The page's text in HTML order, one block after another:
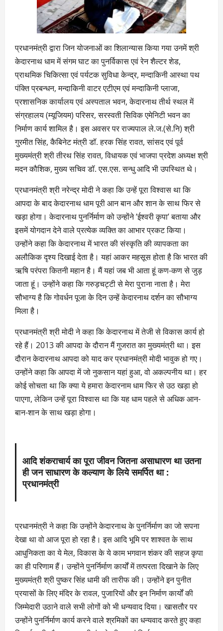
प्रधानमंत्री द्वारा जिन योजनाओं का शिलान्यास किया गया उनमें श्री
केदारनाथ धाम में संगम घाट का पुनर्विकास एवं रेन शैल्टर शेड,
प्राथमिक चिकित्सा एवं पर्यटक सुविधा केन्द्र, मन्दाकिनी आस्था पथ
पंक्ति प्रबन्धन, मन्दाकिनी वाटर एटीएम एवं मन्दाकिनी प्लाजा,
प्रशासनिक कार्यालय एवं अस्पताल भवन, केदारनाथ तीर्थ स्थल में
संग्रहालय (म्यूजियम) परिसर, सरस्वती सिविक एमेनिटी भवन का
निर्माण कार्य शामिल है। इस अवसर पर राज्यपाल ले.ज.(से.नि) श्री
गुरमीत सिंह, कैबिनेट मंत्री डॉ. हरक सिंह रावत, सांसद एवं पूर्व
मुख्यमंत्री श्री तीरथ सिंह रावत, विधायक एवं भाजपा प्रदेश अध्यक्ष श्री
मदन कौशिक, मुख्य सचिव डॉ. एस.एस. सन्धु आदि भी उपस्थित थे।
प्रधानमंत्री श्री नरेन्द्र मोदी ने कहा कि उन्हें पूरा विश्वास था कि
आपदा के बाद केदारनाथ धाम पूरी आन बान और शान के साथ फिर से
खड़ा होगा। केदारनाथ पुनर्निर्माण को उन्होंने ’ईश्वरी कृपा’ बताया और
इसमें योगदान देने वाले प्रत्येक व्यक्ति का आभार प्रकट किया।
उन्होंने कहा कि केदारनाथ में भारत की संस्कृति की व्यापकता का
अलौकिक दृश्य दिखाई देता है। यहां आकर महसूस होता है कि भारत की
ऋषि परंपरा कितनी महान है। मैं यहां जब भी आता हूं कण-कण से जुड़
जाता हूं। उन्होंने कहा कि गरुड़चट्टी से मेरा पुराना नाता है। मेरा
सौभाग्य है कि गोवर्धन पूजा के दिन उन्हें केदारनाथ दर्शन का सौभाग्य
मिला है।
प्रधानमंत्री श्री मोदी ने कहा कि केदारनाथ में तेजी से विकास कार्य हो
रहे हैं। 2013 की आपदा के दौरान मैं गुजरात का मुख्यमंत्री था। इस
दौरान केदारनाथ आपदा को याद कर प्रधानमंत्री मोदी भावुक हो गए।
उन्होंने कहा कि आपदा में जो नुकसान यहां हुआ, वो अकल्पनीय था। हर
कोई सोचता था कि क्या ये हमारा केदारनाम धाम फिर से उठ खड़ा हो
पाएगा, लेकिन उन्हें पूरा विश्वास था कि यह धाम पहले से अधिक आन-
बान-शान के साथ खड़ा होगा।
आदि शंकराचार्य का पूरा जीवन जितना असाधारण था उतना
ही जन साधारण के कल्याण के लिये समर्पित था :
प्रधानमंत्री
प्रधानमंत्री ने कहा कि उन्होंने केदारनाथ के पुनर्निर्माण का जो सपना
देखा था वो आज पूरा हो रहा है। इस आदि भूमि पर शाश्वत के साथ
आधुनिकता का ये मेल, विकास के ये काम भगवान शंकर की सहज कृपा
का ही परिणाम हैं। उन्होंने पुनर्निर्माण कार्यों में तत्परता दिखाने के लिए
मुख्यमंत्री श्री पुष्कर सिंह धामी की तारीफ की। उन्होंने इन पुनीत
प्रयासों के लिए मंदिर के रावल, पुजारियों और इन निर्माण कार्यों की
जिम्मेदारी उठाने वाले सभी लोगों को भी धन्यवाद दिया। खासतौर पर
उन्होंने पुनर्निर्माण कार्य करने वाले श्रमिकों का धन्यवाद करते हुए कहा